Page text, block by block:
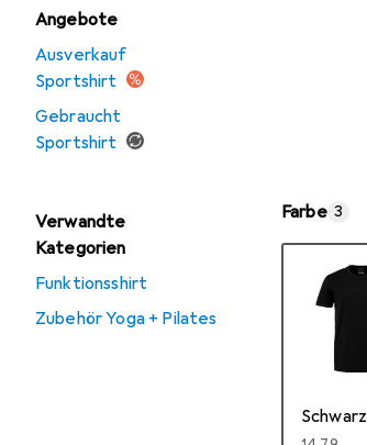
Angebote
Ausverkauf
Sportshirt
Gebraucht
Sportshirt
Verwandte
Kategorien
Funktionsshirt
Zubehör Yoga + Pilates
Farbe 3
Schwarz